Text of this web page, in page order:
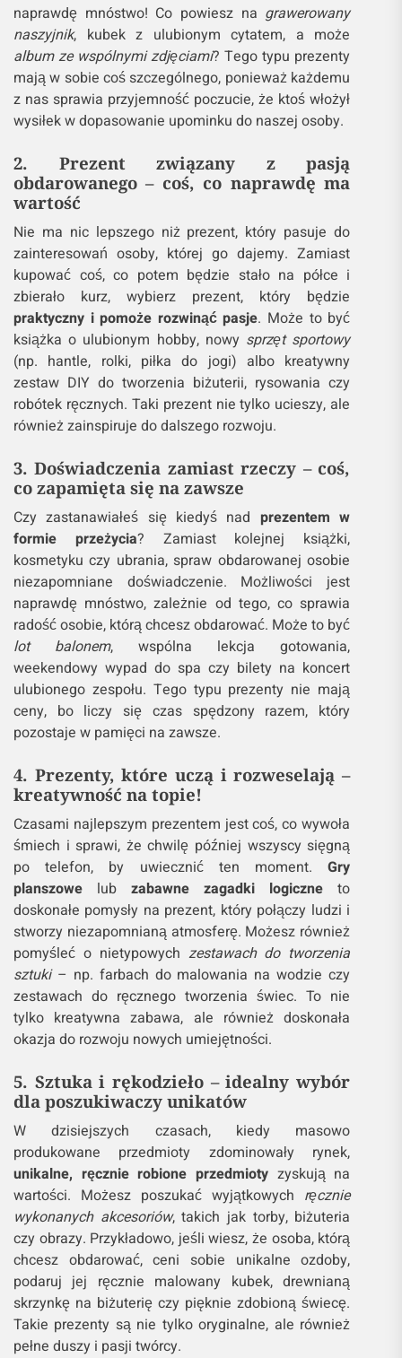
naprawdę mnóstwo! Co powiesz na grawerowany
naszyjnik, kubek z ulubionym cytatem, a może
album ze wspólnymi zdjęciami? Tego typu prezenty
mają w sobie coś szczególnego, ponieważ każdemu
z nas sprawia przyjemność poczucie, że ktoś włożył
wysiłek w dopasowanie upominku do naszej osoby.
2. Prezent związany z pasją
obdarowanego – coś, co naprawdę ma
wartość
Nie ma nic lepszego niż prezent, który pasuje do
zainteresowań osoby, której go dajemy. Zamiast
kupować coś, co potem będzie stało na półce i
zbierało kurz, wybierz prezent, który będzie
praktyczny i pomoże rozwinąć pasje. Może to być
książka o ulubionym hobby, nowy sprzęt sportowy
(np. hantle, rolki, piłka do jogi) albo kreatywny
zestaw DIY do tworzenia biżuterii, rysowania czy
robótek ręcznych. Taki prezent nie tylko ucieszy, ale
również zainspiruje do dalszego rozwoju.
3. Doświadczenia zamiast rzeczy – coś,
co zapamięta się na zawsze
Czy zastanawiałeś się kiedyś nad prezentem w
formie przeżycia? Zamiast kolejnej książki,
kosmetyku czy ubrania, spraw obdarowanej osobie
niezapomniane doświadczenie. Możliwości jest
naprawdę mnóstwo, zależnie od tego, co sprawia
radość osobie, którą chcesz obdarować. Może to być
lot balonem, wspólna lekcja gotowania,
weekendowy wypad do spa czy bilety na koncert
ulubionego zespołu. Tego typu prezenty nie mają
ceny, bo liczy się czas spędzony razem, który
pozostaje w pamięci na zawsze.
4. Prezenty, które uczą i rozweselają –
kreatywność na topie!
Czasami najlepszym prezentem jest coś, co wywoła
śmiech i sprawi, że chwilę później wszyscy sięgną
po telefon, by uwiecznić ten moment.Gry
planszowe lubzabawne zagadki logiczne to
doskonałe pomysły na prezent, który połączy ludzi i
stworzy niezapomnianą atmosferę. Możesz również
pomyśleć o nietypowych zestawach do tworzenia
sztuki– np. farbach do malowania na wodzie czy
zestawach do ręcznego tworzenia świec. To nie
tylko kreatywna zabawa, ale również doskonała
okazja do rozwoju nowych umiejętności.
5. Sztuka i rękodzieło – idealny wybór
dla poszukiwaczy unikatów
W dzisiejszych czasach, kiedy masowo
produkowane przedmioty zdominowały rynek,
unikalne, ręcznie robione przedmiotyzyskują na
wartości. Możesz poszukać wyjątkowych ręcznie
wykonanych akcesoriów, takich jak torby, biżuteria
czy obrazy. Przykładowo, jeśli wiesz, że osoba, którą
chcesz obdarować, ceni sobie unikalne ozdoby,
podaruj jej ręcznie malowany kubek, drewnianą
skrzynkę na biżuterię czy pięknie zdobioną świecę.
Takie prezenty są nie tylko oryginalne, ale również
pełne duszy i pasji twórcy.